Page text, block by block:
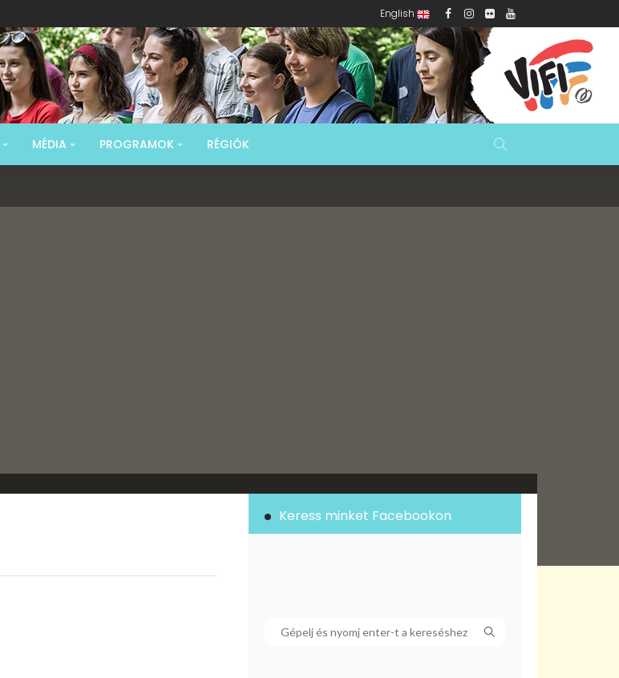
English
MÉDIA PROGRAMOK RÉGIÓK
Keress minket Facebookon